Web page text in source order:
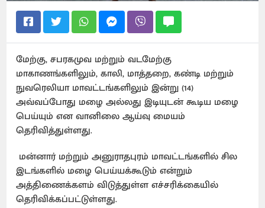
மேற்கு, சபரகமுவ மற்றும் வடமேற்கு
மாகாணங்களிலும், காலி, மாத்தறை, கண்டி மற்றும்
நுவரெலியா மாவட்டங்களிலும் இன்று (14)
அவ்வப்போது மழை அல்லது இடியுடன் கூடிய மழை
பெய்யும் என வானிலை ஆய்வு மையம்
தெரிவித்துள்ளது.
மன்னார் மற்றும் அனுராதபுரம் மாவட்டங்களில் சில
இடங்களில் மழை பெய்யக்கூடும் என்றும்
அத்திணைக்களம் விடுத்துள்ள எச்சரிக்கையில்
தெரிவிக்கப்பட்டுள்ளது.